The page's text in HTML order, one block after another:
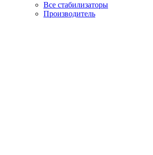
Все стабилизаторы
Производитель